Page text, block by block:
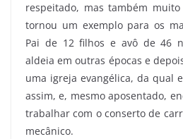
respeitado, mas também
tornou um exemplo para os
Pai de 12 filhos e avô de 46
aldeia em outras épocas e
uma igreja evangélica, da qual
assim, e, mesmo aposentado,
trabalhar com o conserto de
mecânico.